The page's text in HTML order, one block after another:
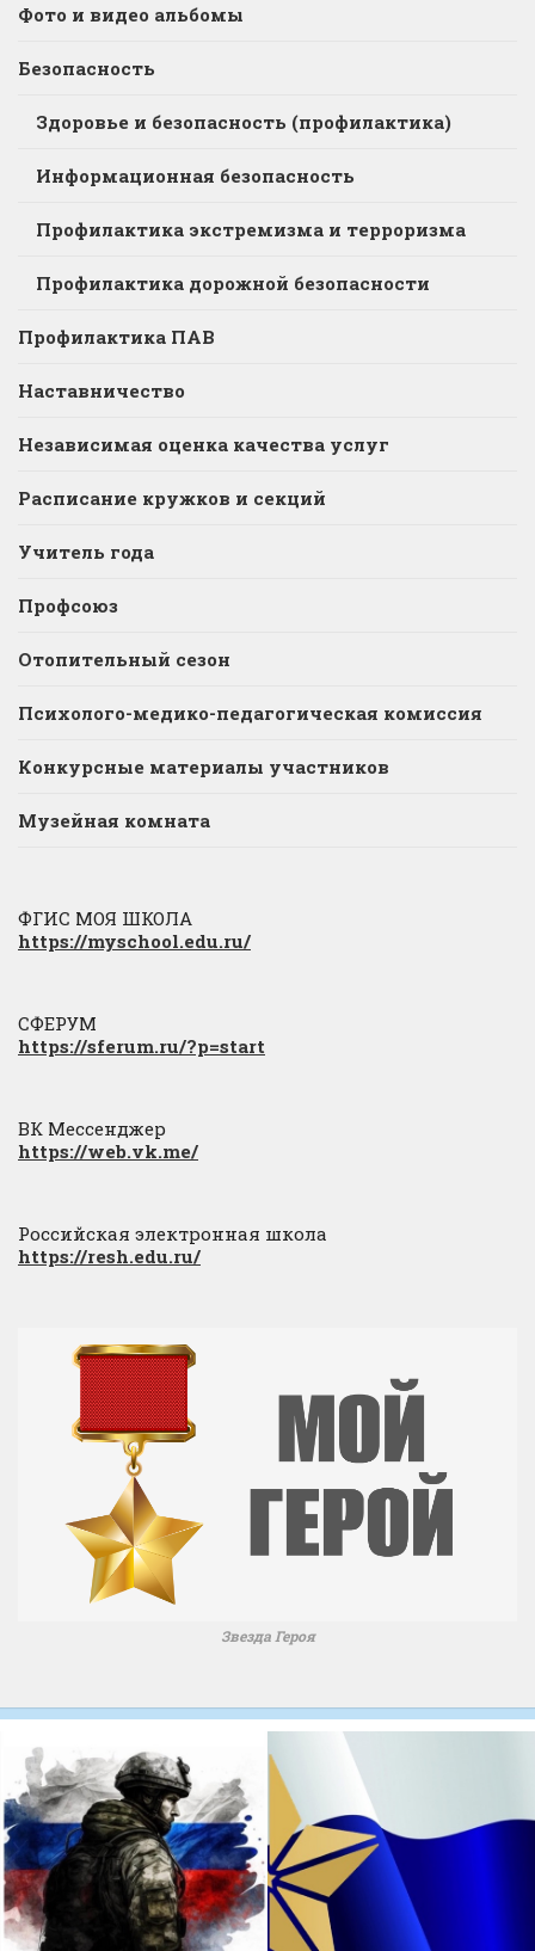
Фото и видео альбомы
Безопасность
Здоровье и безопасность (профилактика)
Информационная безопасность
Профилактика экстремизма и терроризма
Профилактика дорожной безопасности
Профилактика ПАВ
Наставничество
Независимая оценка качества услуг
Расписание кружков и секций
Учитель года
Профсоюз
Отопительный сезон
Психолого-медико-педагогическая комиссия
Конкурсные материалы участников
Музейная комната
ФГИС МОЯ ШКОЛА
https://myschool.edu.ru/
СФЕРУМ
https://sferum.ru/?p=start
ВК Мессенджер
https://web.vk.me/
Российская электронная школа
https://resh.edu.ru/
Звезда Героя